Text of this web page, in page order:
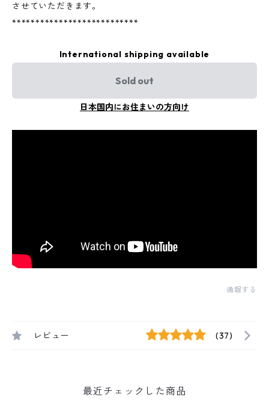
させていただきます。
***************************
International shipping available
Sold out
日本国内にお住まいの方向け
通報する
レビュー (37)
最近チェックした商品